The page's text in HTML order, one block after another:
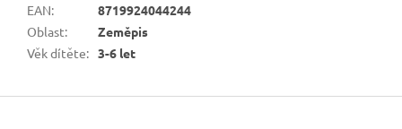
EAN:
8719924044244
Oblast:
Zeměpis
Věk dítěte: 3-6 let
Z